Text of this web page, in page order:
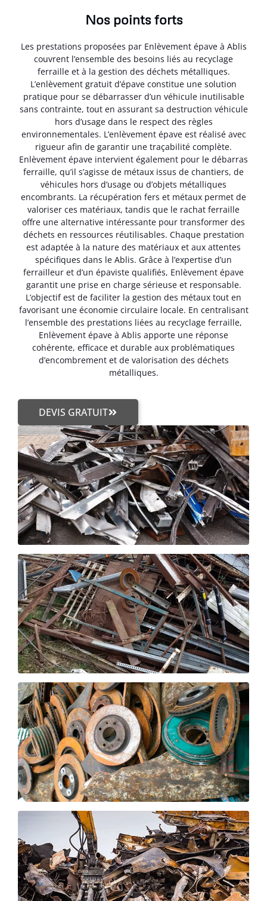
Nos points forts
Les prestations proposées par Enlèvement épave à Ablis
couvrent l’ensemble des besoins liés au recyclage
ferraille et à la gestion des déchets métalliques.
L’enlèvement gratuit d’épave constitue une solution
pratique pour se débarrasser d’un véhicule inutilisable
sans contrainte, tout en assurant sa destruction véhicule
hors d’usage dans le respect des règles
environnementales. L’enlèvement épave est réalisé avec
rigueur afin de garantir une traçabilité complète.
Enlèvement épave intervient également pour le débarras
ferraille, qu’il s’agisse de métaux issus de chantiers, de
véhicules hors d’usage ou d’objets métalliques
encombrants. La récupération fers et métaux permet de
valoriser ces matériaux, tandis que le rachat ferraille
offre une alternative intéressante pour transformer des
déchets en ressources réutilisables. Chaque prestation
est adaptée à la nature des matériaux et aux attentes
spécifiques dans le Ablis. Grâce à l’expertise d’un
ferrailleur et d’un épaviste qualifiés, Enlèvement épave
garantit une prise en charge sérieuse et responsable.
L’objectif est de faciliter la gestion des métaux tout en
favorisant une économie circulaire locale. En centralisant
l’ensemble des prestations liées au recyclage ferraille,
Enlèvement épave à Ablis apporte une réponse
cohérente, efficace et durable aux problématiques
d’encombrement et de valorisation des déchets
métalliques.
DEVIS GRATUIT